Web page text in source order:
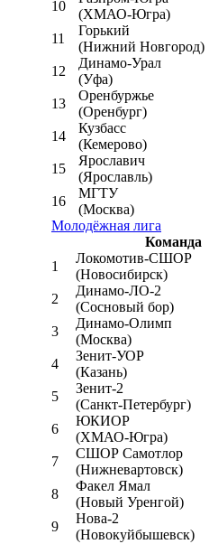
10
(ХМАО-Югра)
11
Горький
(Нижний Новгород)
12
Динамо-Урал
(Уфа)
13
Оренбуржье
(Оренбург)
14
Кузбасс
(Кемерово)
15
Ярославич
(Ярославль)
16
МГТУ
(Москва)
Молодёжная лига
Команда
1
Локомотив-CШОР
(Новосибирск)
2
Динамо-ЛО-2
(Сосновый бор)
3
Динамо-Олимп
(Москва)
4
Зенит-УОР
(Казань)
5
Зенит-2
(Санкт-Петербург)
6
ЮКИОР
(ХМАО-Югра)
7
СШОР Самотлор
(Нижневартовск)
8
Факел Ямал
(Новый Уренгой)
9
Нова-2
(Новокуйбышевск)